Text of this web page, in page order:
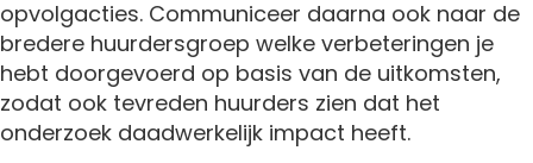
opvolgacties. Communiceer daarna ook naar de
bredere huurdersgroep welke verbeteringen je
hebt doorgevoerd op basis van de uitkomsten,
zodat ook tevreden huurders zien dat het
onderzoek daadwerkelijk impact heeft.